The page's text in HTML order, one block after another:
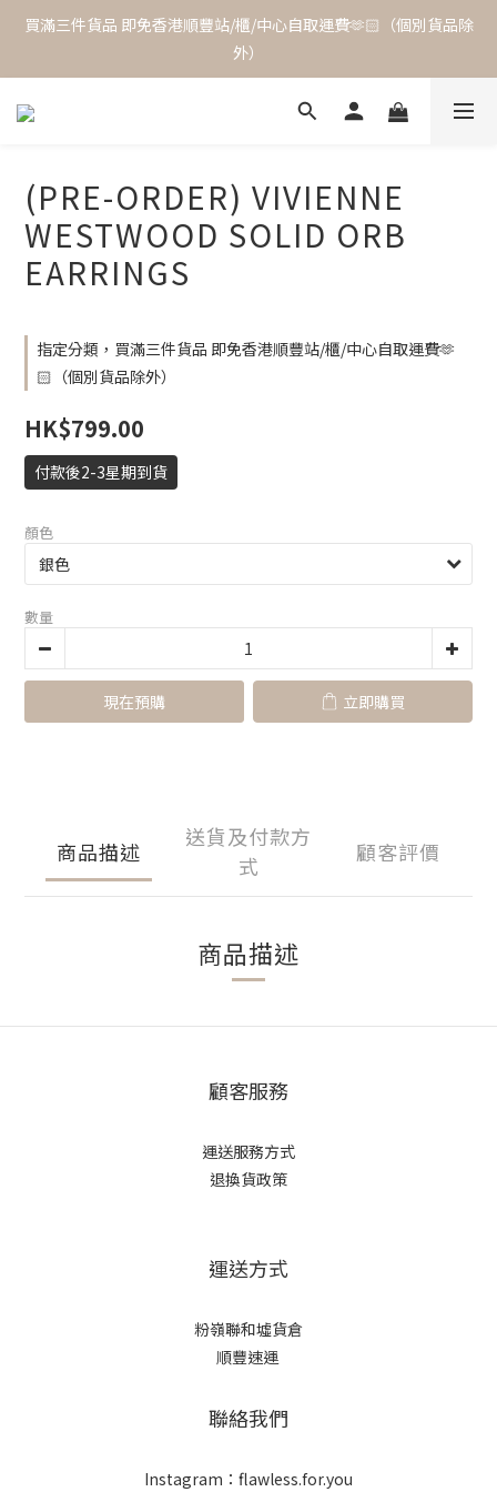
買滿三件貨品 即免香港順豐站/櫃/中心自取運費🫶🏻（個別貨品除
外）
(PRE-ORDER) VIVIENNE
WESTWOOD SOLID ORB
EARRINGS
指定分類，買滿三件貨品 即免香港順豐站/櫃/中心自取運費🫶
🏻（個別貨品除外）
HK$799.00
付款後2-3星期到貨
顏色
數量
現在預購 立即購買
商品描述
送貨及付款方
式
顧客評價
商品描述
顧客服務
運送服務方式
退換貨政策
運送方式
粉嶺聯和墟貨倉
順豐速運
聯絡我們
Instagram：flawless.for.you